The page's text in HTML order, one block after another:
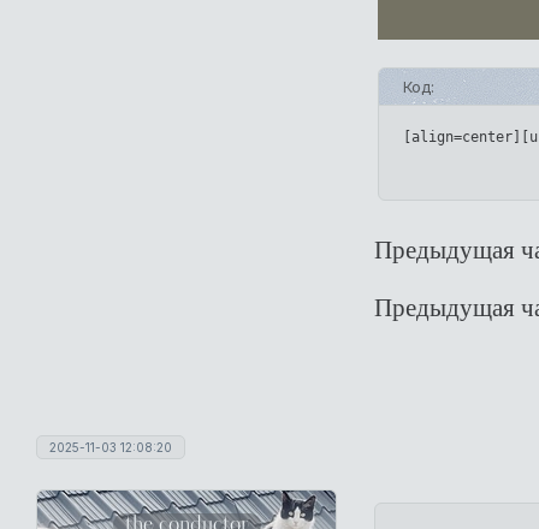
Код:
Предыдущая
Предыдущая
2025-11-03 12:08:20